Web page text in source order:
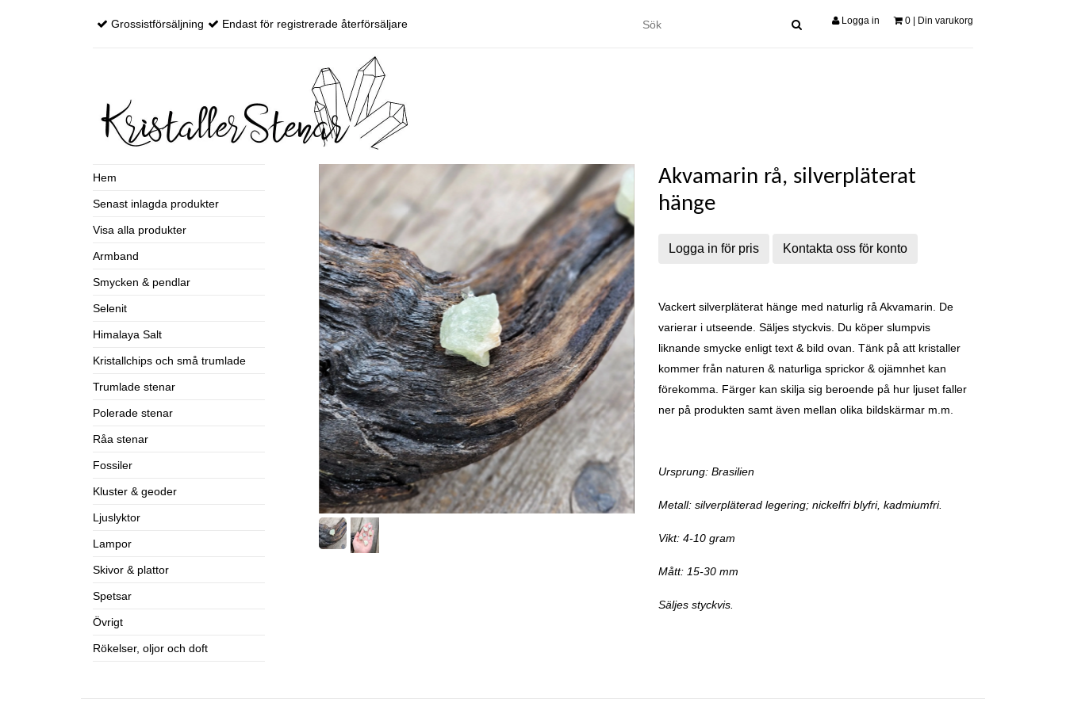
Grossistförsäljning Endast för registrerade återförsäljare Logga in 0 | Din varukorg
Hem
Senast inlagda produkter
Visa alla produkter
Armband
Smycken & pendlar
Selenit
Himalaya Salt
Kristallchips och små trumlade
Trumlade stenar
Polerade stenar
Råa stenar
Fossiler
Kluster & geoder
Ljuslyktor
Lampor
Skivor & plattor
Spetsar
Övrigt
Rökelser, oljor och doft
Akvamarin rå, silverpläterat
hänge
Logga in för pris Kontakta oss för konto
Vackert silverpläterat hänge med naturlig rå Akvamarin. De
varierar i utseende. Säljes styckvis. Du köper slumpvis
liknande smycke enligt text & bild ovan. Tänk på att kristaller
kommer från naturen & naturliga sprickor & ojämnhet kan
förekomma. Färger kan skilja sig beroende på hur ljuset faller
ner på produkten samt även mellan olika bildskärmar m.m.
Ursprung: Brasilien
Metall: silverpläterad legering; nickelfriblyfri, kadmiumfri.
Vikt: 4-10 gram
Mått: 15-30 mm
Säljes styckvis.